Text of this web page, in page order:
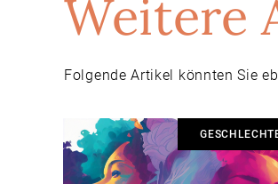
Weitere
Folgende Artikel könnten Sie